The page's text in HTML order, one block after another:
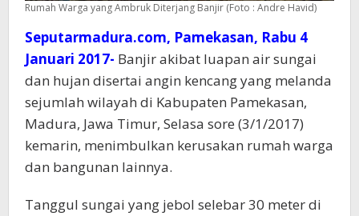
Rumah Warga yang Ambruk Diterjang Banjir (Foto : Andre Havid)
Seputarmadura.com, Pamekasan, Rabu 4
Januari 2017- Banjir akibat luapan air sungai
dan hujan disertai angin kencang yang melanda
sejumlah wilayah di Kabupaten Pamekasan,
Madura, Jawa Timur, Selasa sore (3/1/2017)
kemarin, menimbulkan kerusakan rumah warga
dan bangunan lainnya.
Tanggul sungai yang jebol selebar 30 meter di